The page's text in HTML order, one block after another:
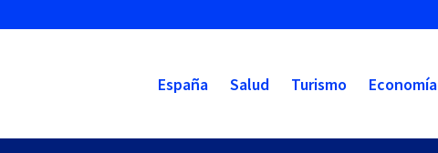
España Salud Turismo Economía